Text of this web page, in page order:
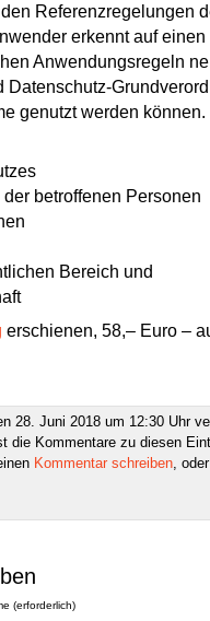
Referenzregelungen
erkennt auf
Anwendungsregeln
Datenschutz-
genutzt werden können.
betroffenen Personen
Bereich und
erschienen, 58,– Euro –
28. Juni 2018 um 12:30 Uhr
die Kommentare zu diesen
Kommentar schreiben,
(erforderlich)